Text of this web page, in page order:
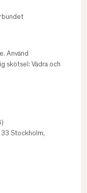
Använd
skötsel: Vädra och
33 Stockholm,